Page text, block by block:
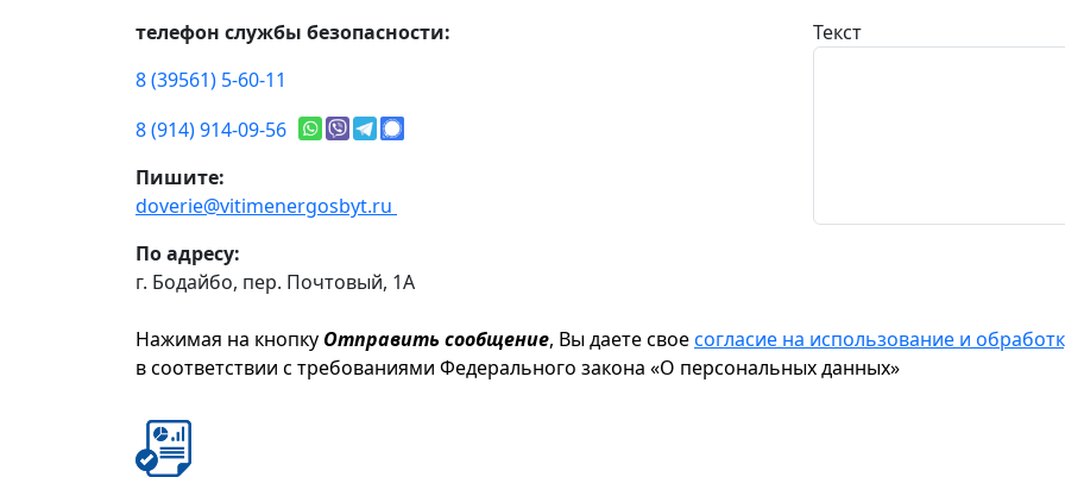
телефон службы безопасности:
8 (39561) 5-60-11
8 (914) 914-09-56
Пишите:
doverie@vitimenergosbyt.ru
По адресу:
г. Бодайбо, пер. Почтовый, 1А
Текст
Нажимая на кнопку Отправить сообщение, Вы даете своесогласие на использование и
в соответствии с требованиями Федерального закона «О персональных данных»